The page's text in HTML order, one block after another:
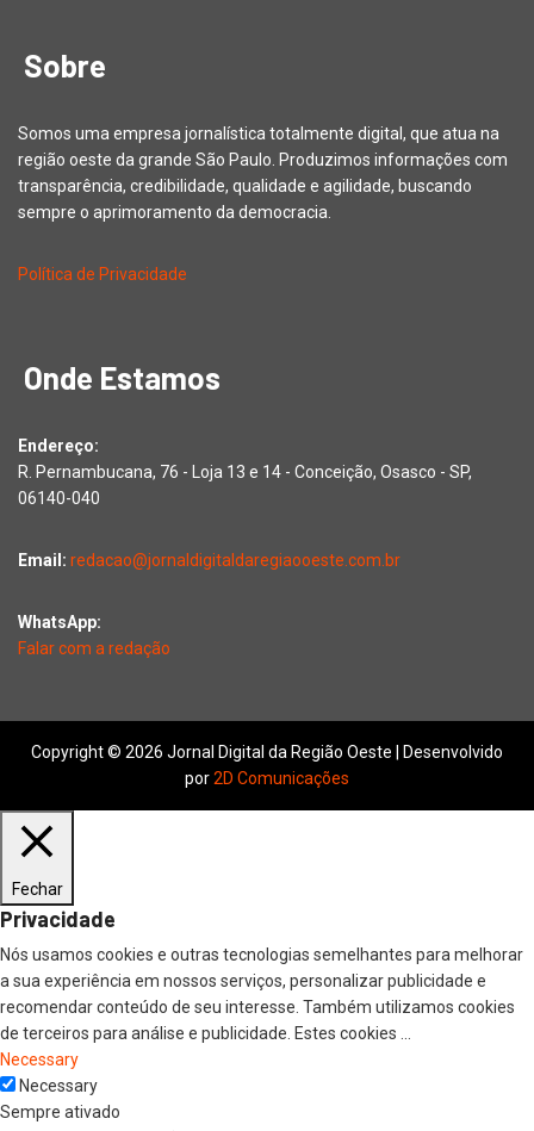
Sobre
Somos uma empresa jornalística totalmente digital, que atua na
região oeste da grande São Paulo. Produzimos informações com
transparência, credibilidade, qualidade e agilidade, buscando
sempre o aprimoramento da democracia.
Política de Privacidade
Onde Estamos
Endereço:
R. Pernambucana, 76 - Loja 13 e 14 - Conceição, Osasco - SP,
06140-040
Email: redacao@jornaldigitaldaregiaooeste.com.br
WhatsApp:
Falar com a redação
Copyright © 2026 Jornal Digital da Região Oeste | Desenvolvido
por2D Comunicações
Fechar
Privacidade
Nós usamos cookies e outras tecnologias semelhantes para melhorar
a sua experiência em nossos serviços, personalizar publicidade e
recomendar conteúdo de seu interesse. Também utilizamos cookies
de terceiros para análise e publicidade. Estes cookies
Necessary
Necessary
Sempre ativado